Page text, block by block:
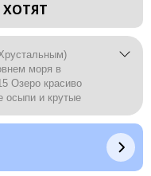
ХОТЯТ
моря в
Озеро красиво
осыпи и крутые
лесу, кедровнику,
начинается чуть
хорошо
дороги.